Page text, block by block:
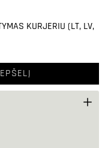
KURJERIU (LT, LV,